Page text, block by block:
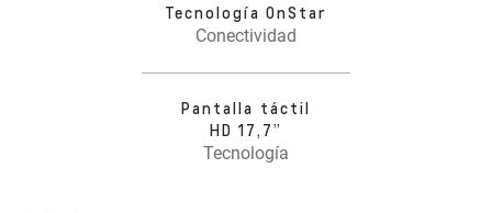
Tecnología OnStar
Conectividad
Pantalla táctil
HD 17,7”
Tecnología